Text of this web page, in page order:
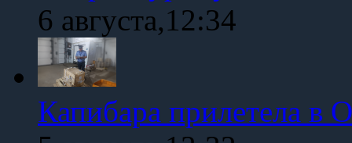
6 августа,12:34
Капибара прилетела в